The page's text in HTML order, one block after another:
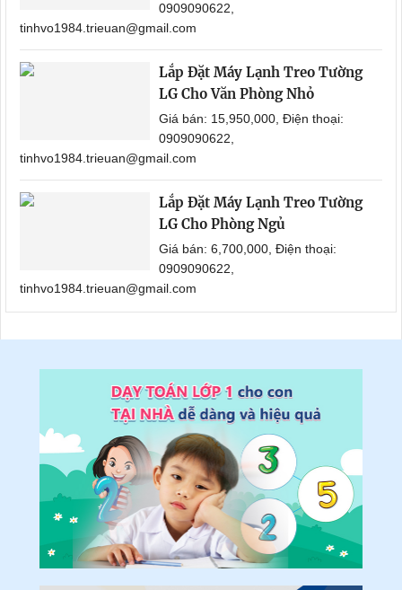
0909090622,
tinhvo1984.trieuan@gmail.com
Lắp Đặt Máy Lạnh Treo Tường
LG Cho Văn Phòng Nhỏ
Giá bán: 15,950,000, Điện thoại:
0909090622,
tinhvo1984.trieuan@gmail.com
Lắp Đặt Máy Lạnh Treo Tường
LG Cho Phòng Ngủ
Giá bán: 6,700,000, Điện thoại:
0909090622,
tinhvo1984.trieuan@gmail.com